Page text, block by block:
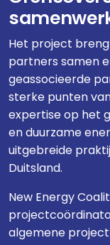
Het project
partners samen
geassocieerde
sterke punten
expertise op het
en duurzame
uitgebreide
Duitsland.
New Energy
algemene